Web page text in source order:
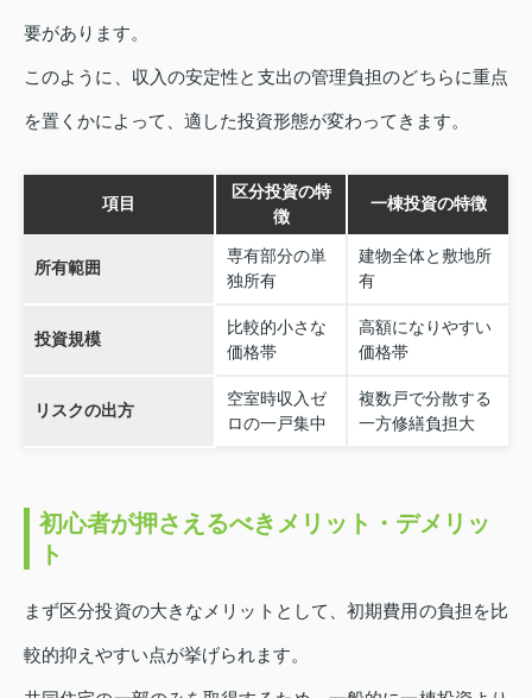
要があります。
このように、収入の安定性と支出の管理負担のどちらに重点
を置くかによって、適した投資形態が変わってきます。
項目
区分投資の特
徴
一棟投資の特徴
所有範囲
専有部分の単
独所有
建物全体と敷地所
有
投資規模
比較的小さな
価格帯
高額になりやすい
価格帯
リスクの出方
空室時収入ゼ
ロの一戸集中
複数戸で分散する
一方修繕負担大
初心者が押さえるべきメリット・デメリッ
ト
まず区分投資の大きなメリットとして、初期費用の負担を比
較的抑えやすい点が挙げられます。